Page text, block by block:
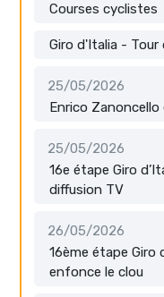
Courses cyclistes
Giro d'Italia - Tour
25/05/2026
Enrico
25/05/2026
16e étape Giro
diffusion TV
26/05/2026
16ème étape Giro
enfonce le clou